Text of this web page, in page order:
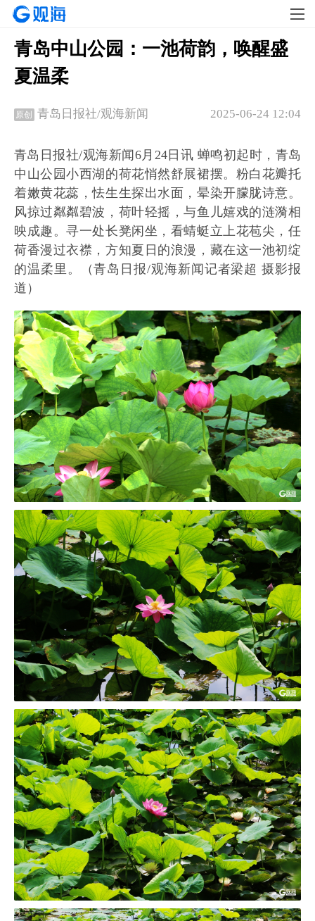
青岛中山公园：一池荷韵，唤醒盛
夏温柔
原创 2025-06-24 12:04
青岛日报社/观海新闻
青岛日报社/观海新闻6月24日讯 蝉鸣初起时，青岛
中山公园小西湖的荷花悄然舒展裙摆。粉白花瓣托
着嫩黄花蕊，怯生生探出水面，晕染开朦胧诗意。
风掠过粼粼碧波，荷叶轻摇，与鱼儿嬉戏的涟漪相
映成趣。寻一处长凳闲坐，看蜻蜓立上花苞尖，任
荷香漫过衣襟，方知夏日的浪漫，藏在这一池初绽
的温柔里。（青岛日报/观海新闻记者梁超 摄影报
道）